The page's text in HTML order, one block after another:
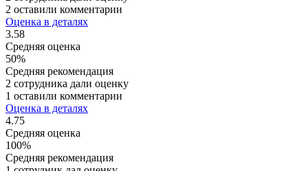
2 оставили комментарии
Оценка в деталях
3.58
Средняя оценка
50%
Средняя рекомендация
2 сотрудника дали оценку
1 оставили комментарии
Оценка в деталях
4.75
Средняя оценка
100%
Средняя рекомендация